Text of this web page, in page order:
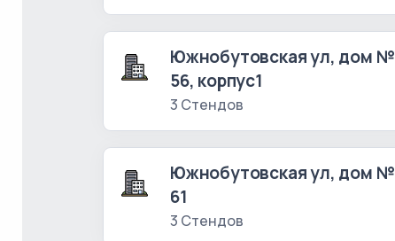
Южнобутовская ул, дом №
56, корпус1
3 Стендов
Южнобутовская ул, дом №
61
3 Стендов